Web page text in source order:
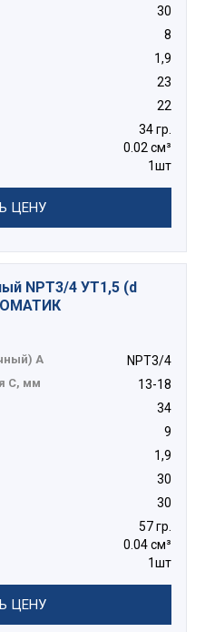
30
8
1,9
23
22
34 гр.
0.02 см³
1шт
ЦЕНУ
NPT3/4 УТ1,5 (d
А NPT3/4
C, мм 13-18
34
9
1,9
30
30
57 гр.
0.04 см³
1шт
ЦЕНУ